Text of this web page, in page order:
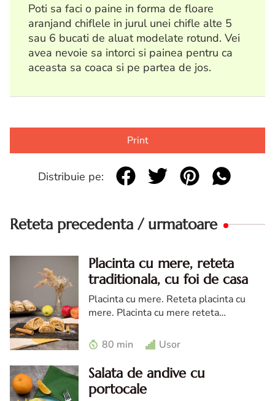
Poti sa faci o paine in forma de floare
aranjand chiflele in jurul unei chifle alte 5
sau 6 bucati de aluat modelate rotund. Vei
avea nevoie sa intorci si painea pentru ca
aceasta sa coaca si pe partea de jos.
Print
Distribuie pe:
Reteta precedenta / urmatoare
Placinta cu mere, reteta
traditionala, cu foi de casa
Placinta cu mere. Reteta placinta cu
mere. Placinta cu mere reteta
cu foi de casa. Reteta placinta
80 min Usor
Salata de andive cu
portocale